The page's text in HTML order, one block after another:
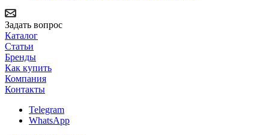
Задать вопрос
Каталог
Статьи
Бренды
Как купить
Компания
Контакты
Telegram
WhatsApp